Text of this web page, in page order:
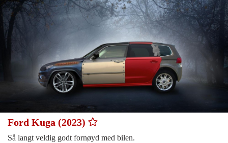
Ford Kuga (2023)
Så langt veldig godt fornøyd med bilen.